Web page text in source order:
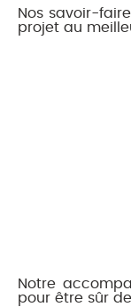
Nos savoir-
projet au
Notre
pour être sûr